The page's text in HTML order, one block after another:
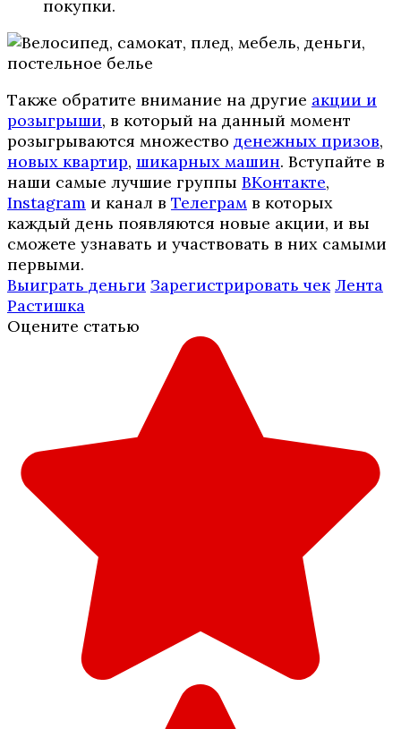
покупки.
Также обратите внимание на другие акции и
розыгрыши, в который на данный момент
розыгрываются множество денежных призов,
новых квартир, шикарных машин. Вступайте в
наши самые лучшие группы ВКонтакте,
Instagram и канал в Телеграм в которых
каждый день появляются новые акции, и вы
сможете узнавать и участвовать в них самыми
первыми.
Выиграть деньги Зарегистрировать чек Лента
Растишка
Оцените статью